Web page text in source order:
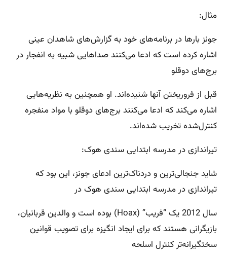
مثال:
جونز بارها در برنامه‌های خود به گزارش‌های شاهدان عینی
اشاره کرده است که ادعا می‌کنند صداهایی شبیه به انفجار در
برج‌های دوقلو
قبل از فروریختن آنها شنیده‌اند. او همچنین به نظریه‌هایی
اشاره می‌کند که ادعا می‌کنند برج‌های دوقلو با مواد منفجره
کنترل‌شده تخریب شده‌اند.
تیراندازی در مدرسه ابتدایی سندی هوک:
شاید جنجالی‌ترین و دردناک‌ترین ادعای جونز، این بود که
تیراندازی در مدرسه ابتدایی سندی هوک در
سال 2012 یک “فریب” (Hoax) بوده است و والدین قربانیان،
بازیگرانی هستند که برای ایجاد انگیزه برای تصویب قوانین
سختگیرانه‌تر کنترل اسلحه